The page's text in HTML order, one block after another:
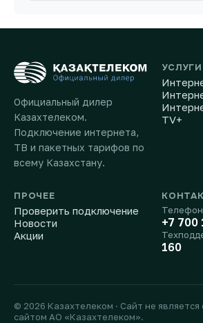
Официальный дилер
Казахтелеком.
Подключение интернета,
ТВ и пакетных тарифов по
всему Казахстану.
УСЛУГИ
TV+
ПРОЧЕЕ
Проверить подключение
Новости
Акции
Телефон
+7 700
160
© 2026 Казахтелеком · Сайт не
сайтом АО «Казахтелеком».